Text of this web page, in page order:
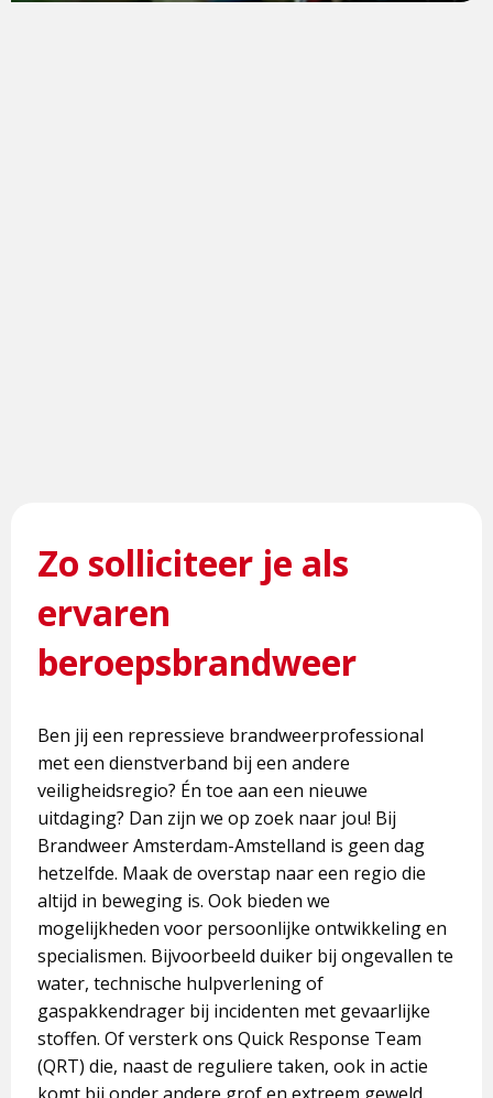
Zo solliciteer je als
ervaren
beroepsbrandweer
Ben jij een repressieve brandweerprofessional
met een dienstverband bij een andere
veiligheidsregio? Én toe aan een nieuwe
uitdaging? Dan zijn we op zoek naar jou! Bij
Brandweer Amsterdam-Amstelland is geen dag
hetzelfde. Maak de overstap naar een regio die
altijd in beweging is. Ook bieden we
mogelijkheden voor persoonlijke ontwikkeling en
specialismen. Bijvoorbeeld duiker bij ongevallen te
water, technische hulpverlening of
gaspakkendrager bij incidenten met gevaarlijke
stoffen. Of versterk ons Quick Response Team
(QRT) die, naast de reguliere taken, ook in actie